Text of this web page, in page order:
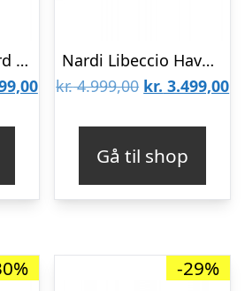
Cebu udtræksbord – 95×200/250/300 cm – Grå
Den
kr. 4.499,00.
Nardi Libeccio Havebord med udtræk – Latte
kr.4.999,00 Den
var:
kr. 4.999,00.
kr. 3.499,00
Gå til shop
-29%